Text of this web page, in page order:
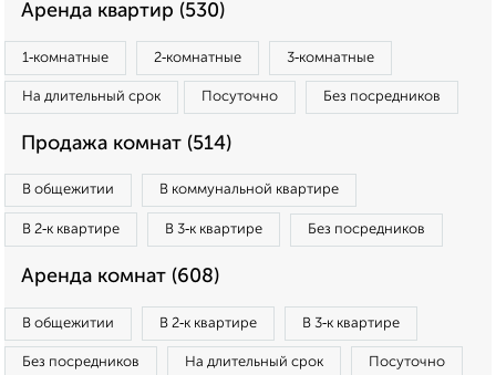
Аренда квартир (530)
1‑комнатные 2‑комнатные 3‑комнатные
На длительный срок Посуточно Без посредников
Продажа комнат (514)
В общежитии В коммунальной квартире
В 2‑к квартире В 3‑к квартире Без посредников
Аренда комнат (608)
В общежитии В 2‑к квартире В 3‑к квартире
Без посредников На длительный срок Посуточно